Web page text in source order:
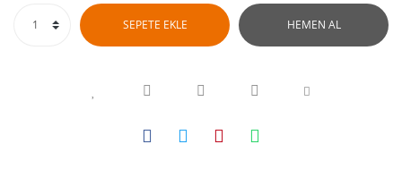
SEPETE EKLE HEMEN AL